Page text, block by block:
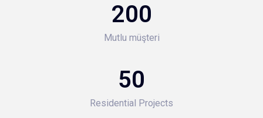
Mutlu müşteri
200
Residential Projects
50